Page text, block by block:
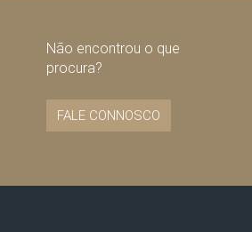
Não encontrou o que
procura?
FALE CONNOSCO